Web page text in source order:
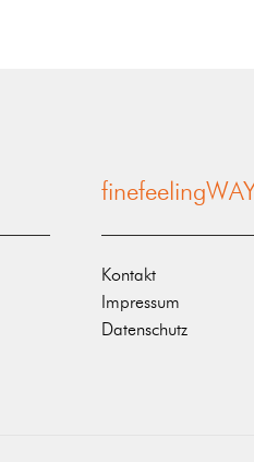
Kontakt
Impressum
Datenschutz